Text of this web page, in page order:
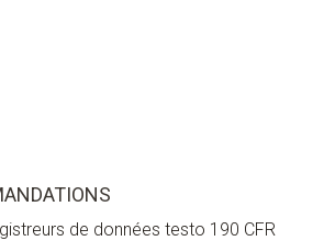
de données testo 190 CFR